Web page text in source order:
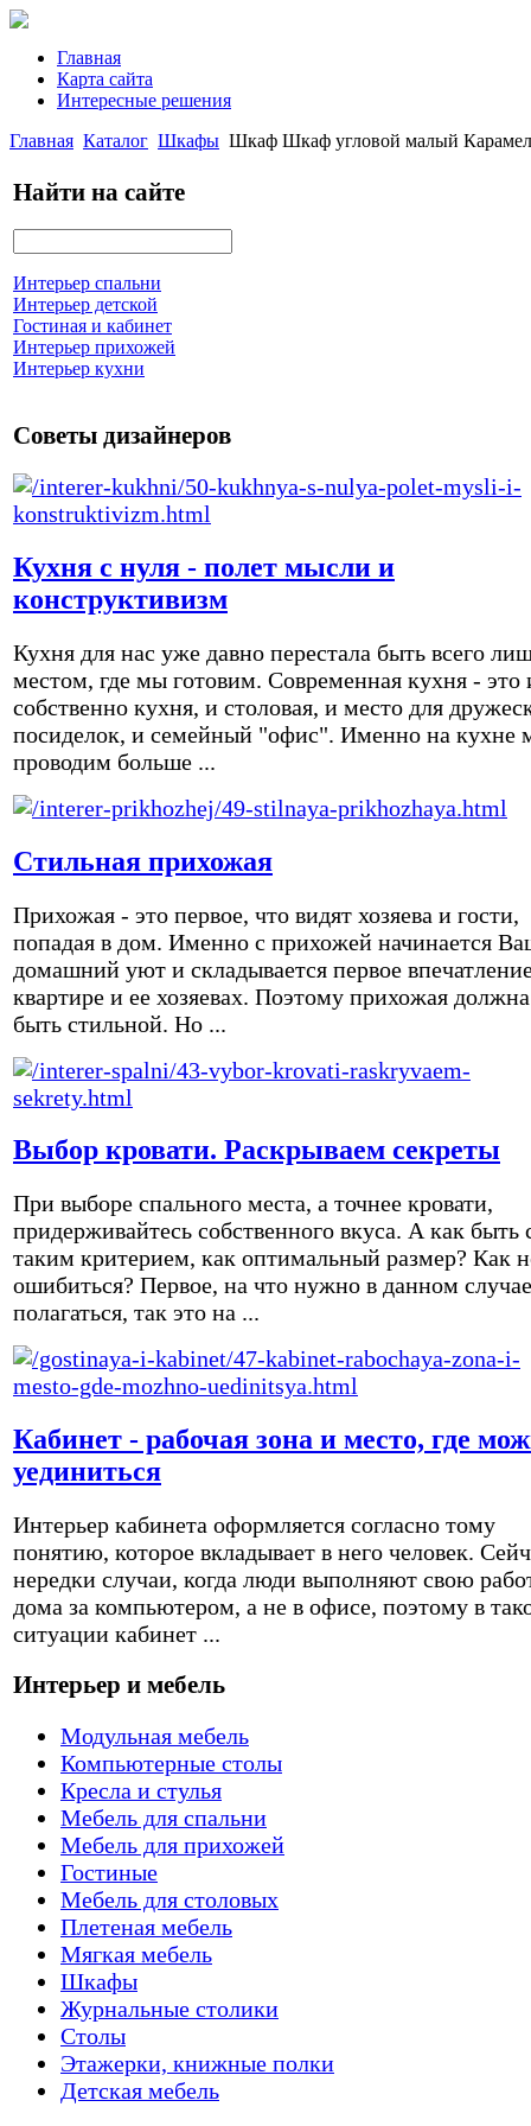
Главная
Карта сайта
Интересные решения
Главная Каталог Шкафы Шкаф Шкаф угловой малый
Найти на сайте
Интерьер спальни
Интерьер детской
Гостиная и кабинет
Интерьер прихожей
Интерьер кухни
Советы дизайнеров
Кухня с нуля - полет мысли и
конструктивизм
Кухня для нас уже давно перестала быть всего
местом, где мы готовим. Современная кухня - это
собственно кухня, и столовая, и место для
посиделок, и семейный "офис". Именно на кухне
проводим больше ...
Стильная прихожая
Прихожая - это первое, что видят хозяева и гости,
попадая в дом. Именно с прихожей начинается
домашний уют и складывается первое
квартире и ее хозяевах. Поэтому прихожая должна
быть стильной. Но ...
Выбор кровати. Раскрываем секреты
При выборе спального места, а точнее кровати,
придерживайтесь собственного вкуса. А как быть
таким критерием, как оптимальный размер? Как
ошибиться? Первое, на что нужно в данном случае
полагаться, так это на ...
Кабинет - рабочая зона и место, где
уединиться
Интерьер кабинета оформляется согласно тому
понятию, которое вкладывает в него человек.
нередки случаи, когда люди выполняют свою
дома за компьютером, а не в офисе, поэтому в
ситуации кабинет ...
Интерьер и мебель
Модульная мебель
Компьютерные столы
Кресла и стулья
Мебель для спальни
Мебель для прихожей
Гостиные
Мебель для столовых
Плетеная мебель
Мягкая мебель
Шкафы
Журнальные столики
Столы
Этажерки, книжные полки
Детская мебель